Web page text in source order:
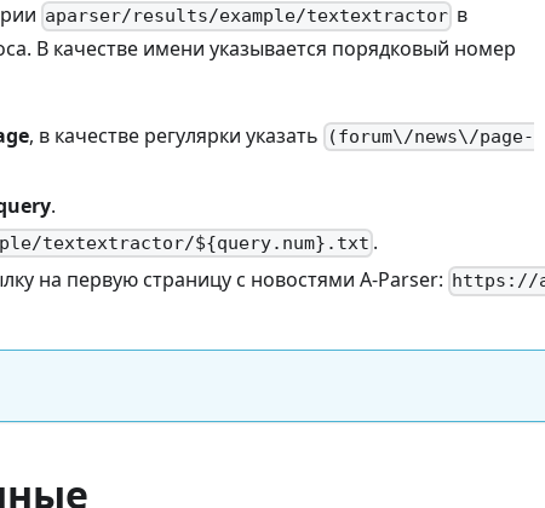
aparser/results/example/textextractor в
В качестве имени указывается порядковый номер
, в качестве регулярки указать
(forum\/news\/page-
.
textextractor/${query.num}.txt .
на первую страницу с новостями A-Parser: https://